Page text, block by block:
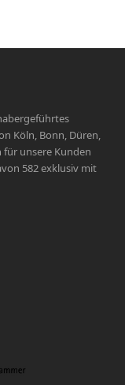
Köln, Bonn, Düren,
für unsere Kunden
582 exklusiv mit